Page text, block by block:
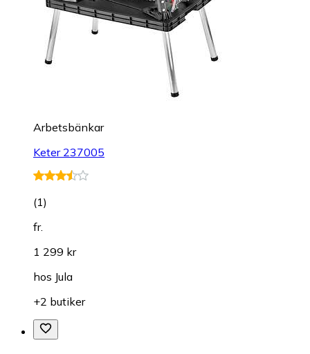
Arbetsbänkar
Keter 237005
(1)
fr.
1 299 kr
hos Jula
+2 butiker